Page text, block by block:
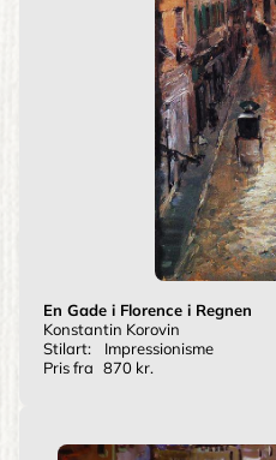
En Gade i Florence i Regnen
Konstantin Korovin
Stilart:
Impressionisme
Pris fra 870 kr.